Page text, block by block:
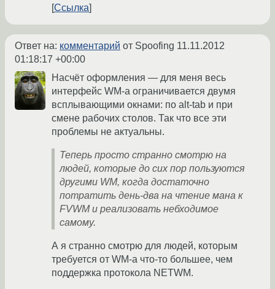
Ссылка
Ответ на: комментарий от Spoofing 11.11.2012
01:18:17 +00:00
Насчёт оформления — для меня весь
интерфейс WM-а ограничивается двумя
всплывающими окнами: по alt-tab и при
смене рабочих столов. Так что все эти
проблемы не актуальны.
Теперь просто странно смотрю на
людей, которые до сих пор пользуются
другими WM, когда достаточно
потратить день-два на чтение мана к
FVWM и реализовать небходимое
самому.
А я странно смотрю для людей, которым
требуется от WM-а что-то большее, чем
поддержка протокола NETWM.